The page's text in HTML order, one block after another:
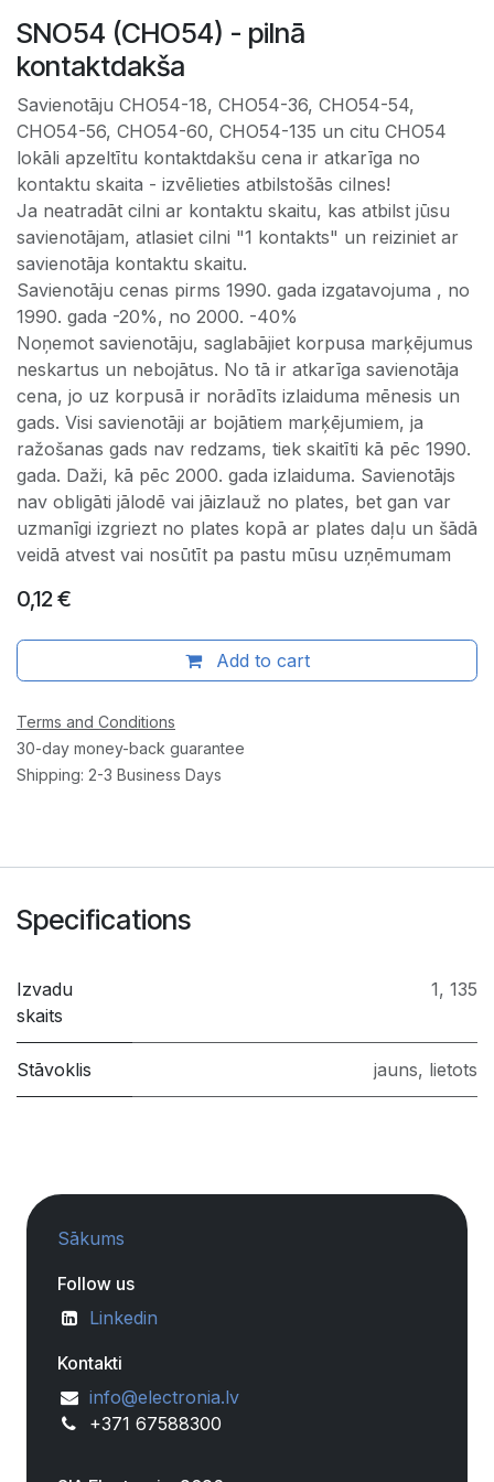
SNO54 (CHO54) - pilnā
kontaktdakša
Savienotāju СНО54-18, СНО54-36, СНО54-54,
СНО54-56, СНО54-60, СНО54-135 un citu СНО54
lokāli apzeltītu kontaktdakšu cena ir atkarīga no
kontaktu skaita - izvēlieties atbilstošās cilnes!
Ja neatradāt cilni ar kontaktu skaitu, kas atbilst jūsu
savienotājam, atlasiet cilni "1 kontakts" un reiziniet ar
savienotāja kontaktu skaitu.
Savienotāju cenas pirms 1990. gada izgatavojuma , no
1990. gada -20%, no 2000. -40%
Noņemot savienotāju, saglabājiet korpusa marķējumus
neskartus un nebojātus. No tā ir atkarīga savienotāja
cena, jo uz korpusā ir norādīts izlaiduma mēnesis un
gads. Visi savienotāji ar bojātiem marķējumiem, ja
ražošanas gads nav redzams, tiek skaitīti kā pēc 1990.
gada. Daži, kā pēc 2000. gada izlaiduma. Savienotājs
nav obligāti jālodē vai jāizlauž no plates, bet gan var
uzmanīgi izgriezt no plates kopā ar plates daļu un šādā
veidā atvest vai nosūtīt pa pastu mūsu uzņēmumam
0,12€
Add to cart
Terms and Conditions
30-day money-back guarantee
Shipping: 2-3 Business Days
Specifications
Izvadu
skaits
1, 135
Stāvoklis jauns, lietots
Sākums
Follow us
Linkedin
Kontakti
info@electronia.lv
+371 67588300